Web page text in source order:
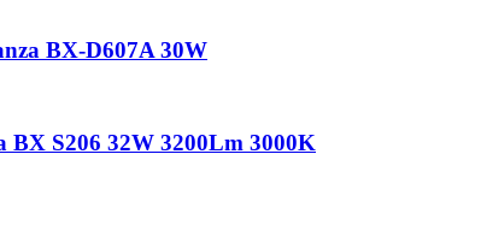
BX-D607A 30W
BX S206 32W 3200Lm 3000K